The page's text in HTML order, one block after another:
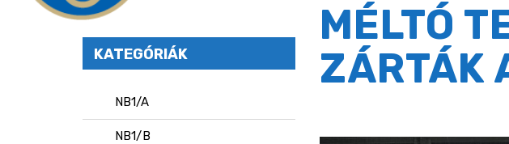
MÉLTÓ
ZÁRTÁK
KATEGÓRIÁK
NB1/A
NB1/B